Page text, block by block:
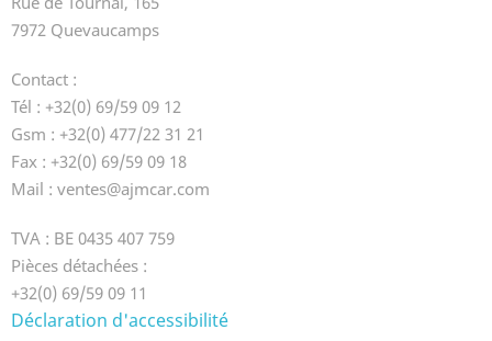
7972 Quevaucamps
Contact :
Tél : +32(0) 69/59 09 12
Gsm : +32(0) 477/22 31 21
Fax : +32(0) 69/59 09 18
Mail : ventes@ajmcar.com
TVA : BE 0435 407 759
Pièces détachées :
+32(0) 69/59 09 11
Déclaration d'accessibilité